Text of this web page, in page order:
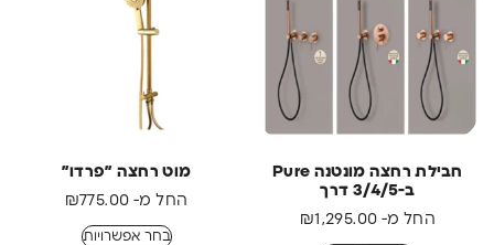
חבילת רחצה מונטנה Pure
ב-3/4/5 דרך
החל מ-
₪1,295.00
מוט רחצה ״פרדו״
החל מ-
₪775.00
בחר אפשרויות